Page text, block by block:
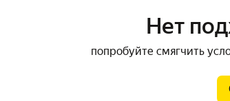
Нет
попробуйте смягчить